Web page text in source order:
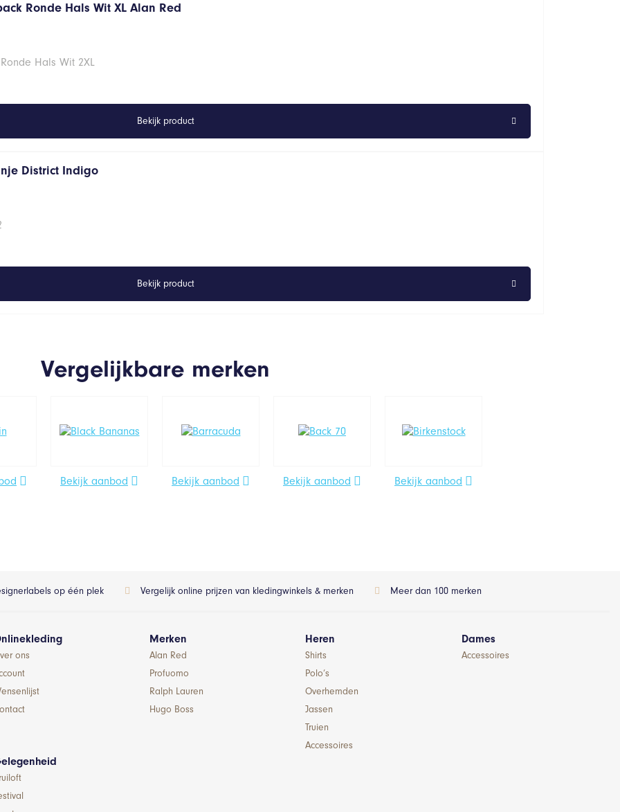
Ronde Hals Wit XL Alan Red
Hals Wit 2XL
Bekijk product
District Indigo
Bekijk product
Vergelijkbare merken
Bekijk aanbod Bekijk aanbod Bekijk aanbod Bekijk aanbod
op één plek Vergelijk online prijzen van kledingwinkels & merken Meer dan 100 merken
ons
Merken
Alan Red
Profuomo
Ralph Lauren
Hugo Boss
Heren
Shirts
Polo’s
Overhemden
Jassen
Truien
Accessoires
Dames
Accessoires